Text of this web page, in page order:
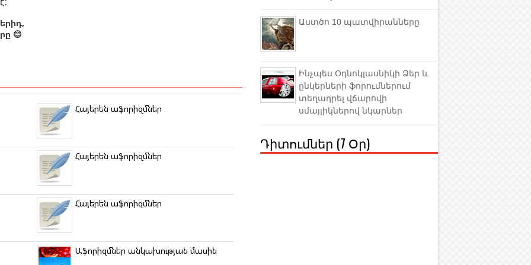
😊
Հայերեն աֆորիզմներ
Հայերեն աֆորիզմներ
Հայերեն աֆորիզմներ
Աֆորիզմներ անկախության մասին
Աստծո 10 պատվիրանները
Ինչպես Օդնոկլասնիկի Ձեր և
ընկերների ֆորումներում
տեղադրել վճարովի
սմայլիկներով նկարներ
Դիտումներ (7 Օր)